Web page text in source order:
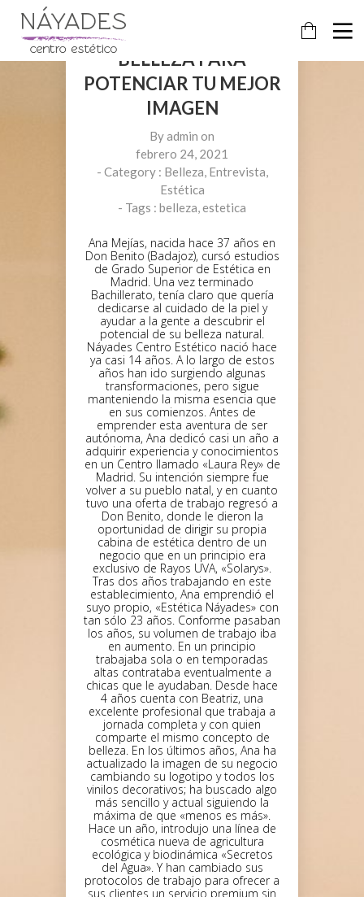
24
FEBRERO
TU CENTRO
DE BELLEZA
POTENCIAR
TU MEJOR
IMAGEN
TU CENTRO DE
BELLEZA PARA
POTENCIAR TU MEJOR
IMAGEN
Byadmin on
febrero 24, 2021
- Category : Belleza, Entrevista,
Estética
- Tags : belleza,estetica
Ana Mejías, nacida hace 37 años en
Don Benito (Badajoz), cursó estudios
de Grado Superior de Estética en
Madrid. Una vez terminado
Bachillerato, tenía claro que quería
dedicarse al cuidado de la piel y
ayudar a la gente a descubrir el
potencial de su belleza natural.
Náyades Centro Estético nació hace
ya casi 14 años. A lo largo de estos
años han ido surgiendo algunas
transformaciones, pero sigue
manteniendo la misma esencia que
en sus comienzos. Antes de
emprender esta aventura de ser
autónoma, Ana dedicó casi un año a
adquirir experiencia y conocimientos
en un Centro llamado «Laura Rey» de
Madrid. Su intención siempre fue
volver a su pueblo natal, y en cuanto
tuvo una oferta de trabajo regresó a
Don Benito, donde le dieron la
oportunidad de dirigir su propia
cabina de estética dentro de un
negocio que en un principio era
exclusivo de Rayos UVA, «Solarys».
Tras dos años trabajando en este
establecimiento, Ana emprendió el
suyo propio, «Estética Náyades» con
tan sólo 23 años. Conforme pasaban
los años, su volumen de trabajo iba
en aumento. En un principio
trabajaba sola o en temporadas
altas contrataba eventualmente a
chicas que le ayudaban. Desde hace
4 años cuenta con Beatriz, una
excelente profesional que trabaja a
jornada completa y con quien
comparte el mismo concepto de
belleza. En los últimos años, Ana ha
actualizado la imagen de su negocio
cambiando su logotipo y todos los
vinilos decorativos; ha buscado algo
más sencillo y actual siguiendo la
máxima de que «menos es más».
Hace un año, introdujo una línea de
cosmética nueva de agricultura
ecológica y biodinámica «Secretos
del Agua». Y han cambiado sus
protocolos de trabajo para ofrecer a
sus clientes un servicio premium sin